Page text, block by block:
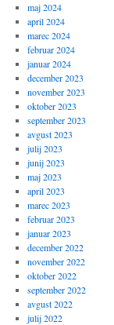
maj 2024
april 2024
marec 2024
februar 2024
januar 2024
december 2023
november 2023
oktober 2023
september 2023
avgust 2023
julij 2023
junij 2023
maj 2023
april 2023
marec 2023
februar 2023
januar 2023
december 2022
november 2022
oktober 2022
september 2022
avgust 2022
julij 2022